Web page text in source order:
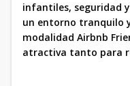
infantiles, seguridad
un entorno tranquilo
modalidad Airbnb
atractiva tanto para